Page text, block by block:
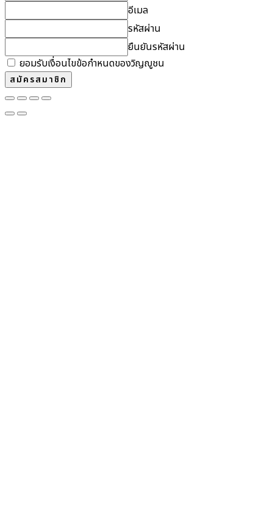
อีเมล
รหัสผ่าน
ยืนยันรหัสผ่าน
ยอมรับเงื่อนไขข้อกำหนดของวิญญูชน